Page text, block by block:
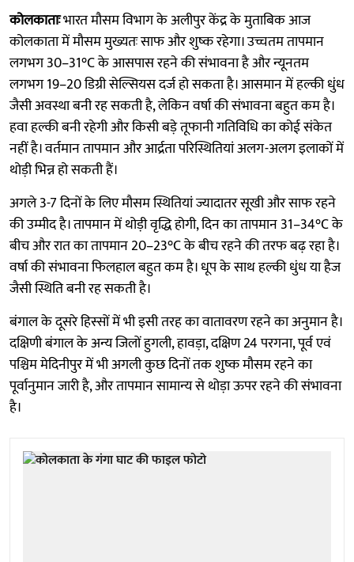
कोलकाताःभारत मौसम विभाग के अलीपुर केंद्र के मुताबिक आज
कोलकाता में मौसम मुख्यतः साफ और शुष्क रहेगा। उच्चतम तापमान
लगभग 30–31°C के आसपास रहने की संभावना है और न्यूनतम
लगभग 19–20 डिग्री सेल्सियस दर्ज हो सकता है। आसमान में हल्की धुंध
जैसी अवस्था बनी रह सकती है, लेकिन वर्षा की संभावना बहुत कम है।
हवा हल्की बनी रहेगी और किसी बड़े तूफानी गतिविधि का कोई संकेत
नहीं है। वर्तमान तापमान और आर्द्रता परिस्थितियां अलग-अलग इलाकों में
थोड़ी भिन्न हो सकती हैं।
अगले 3-7 दिनों के लिए मौसम स्थितियां ज्यादातर सूखी और साफ रहने
की उम्मीद है। तापमान में थोड़ी वृद्धि होगी, दिन का तापमान 31–34°C के
बीच और रात का तापमान 20–23°C के बीच रहने की तरफ बढ़ रहा है।
वर्षा की संभावना फिलहाल बहुत कम है। धूप के साथ हल्की धुंध या हैज
जैसी स्थिति बनी रह सकती है।
बंगाल के दूसरे हिस्सों में भी इसी तरह का वातावरण रहने का अनुमान है।
दक्षिणी बंगाल के अन्य जिलों हुगली, हावड़ा, दक्षिण 24 परगना, पूर्व एवं
पश्चिम मेदिनीपुर में भी अगली कुछ दिनों तक शुष्क मौसम रहने का
पूर्वानुमान जारी है, और तापमान सामान्य से थोड़ा ऊपर रहने की संभावना
है।